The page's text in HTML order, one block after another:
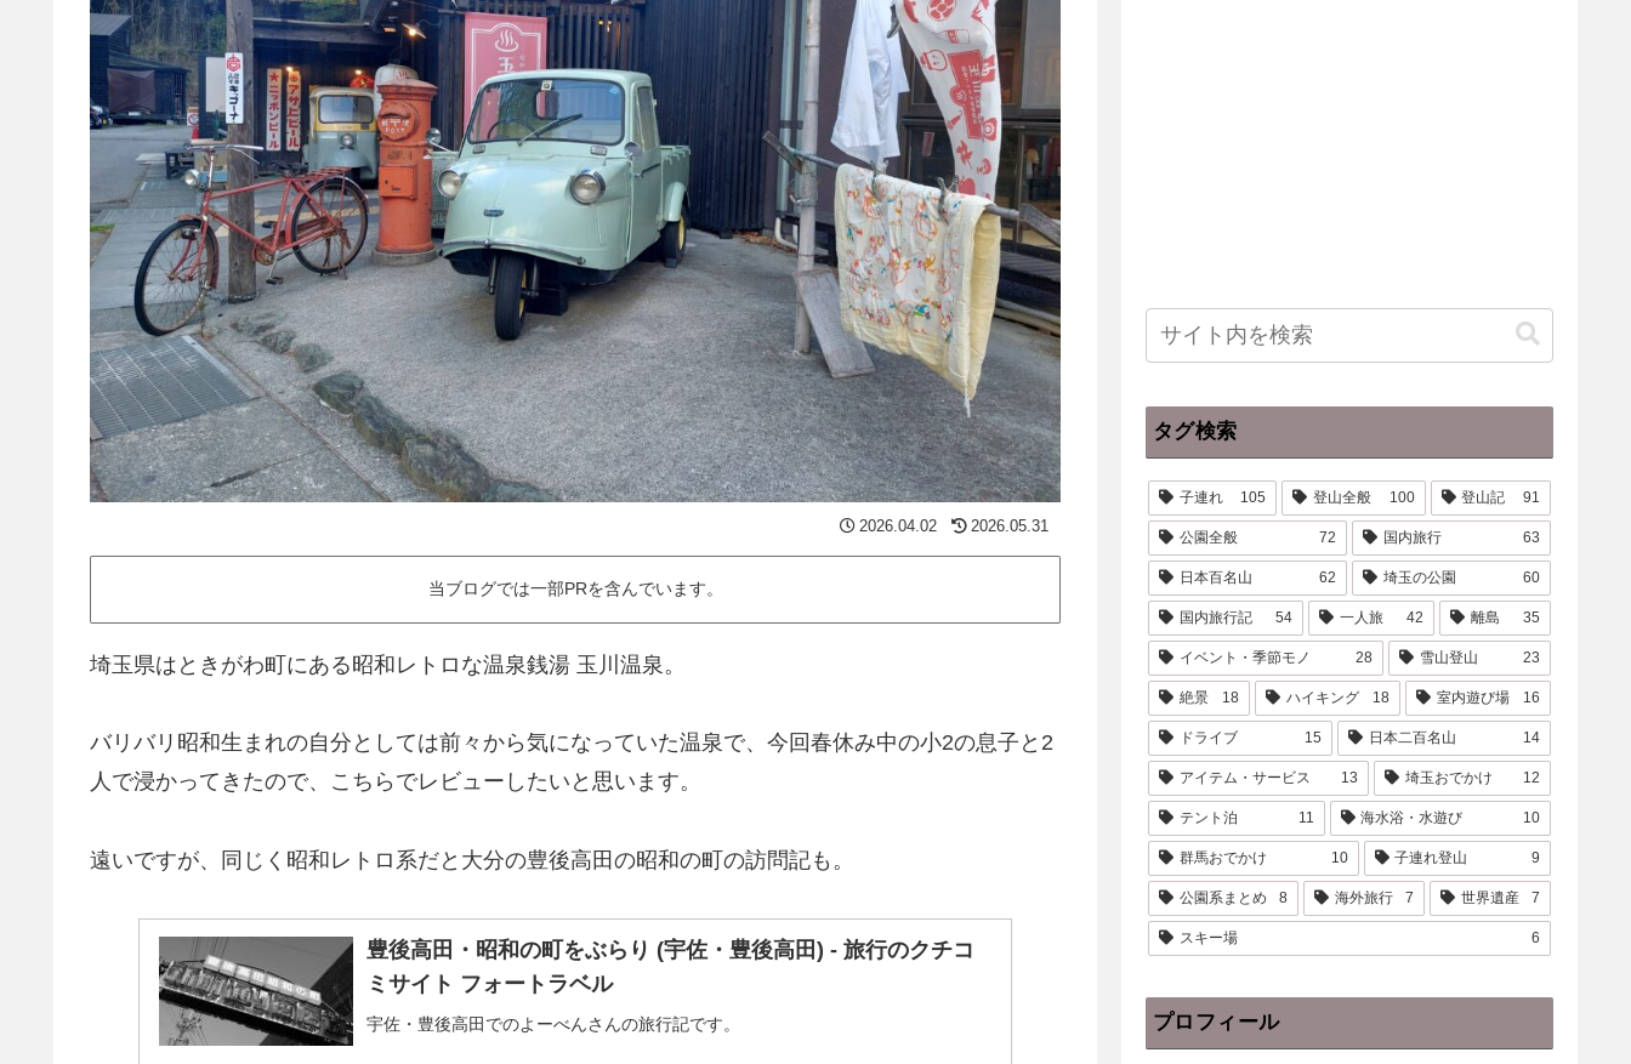
2026.04.02 2026.05.31
当ブログでは一部PRを含んでいます。
埼玉県はときがわ町にある昭和レトロな温泉銭湯 玉川温泉。
バリバリ昭和生まれの自分としては前々から気になっていた温泉で、今回春休み中の小2の息子と2
人で浸かってきたので、こちらでレビューしたいと思います。
遠いですが、同じく昭和レトロ系だと大分の豊後高田の昭和の町の訪問記も。
豊後高田・昭和の町をぶらり (宇佐・豊後高田) - 旅行のクチコ
ミサイト フォートラベル
宇佐・豊後高田でのよーべんさんの旅行記です。
タグ検索
子連れ 105 登山全般 100 登山記 91
公園全般 72 国内旅行 63
日本百名山 62 埼玉の公園 60
国内旅行記 54 一人旅 42 離島 35
イベント・季節モノ 28 雪山登山 23
絶景 18 ハイキング 18 室内遊び場 16
ドライブ 15 日本二百名山 14
アイテム・サービス 13 埼玉おでかけ 12
テント泊 11 海水浴・水遊び 10
群馬おでかけ 10 子連れ登山 9
公園系まとめ 8 海外旅行 7 世界遺産 7
スキー場 6
プロフィール